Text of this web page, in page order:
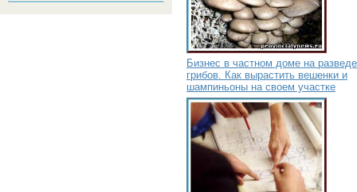
Бизнес в частном доме на
грибов. Как вырастить вешенки и
шампиньоны на своем участке